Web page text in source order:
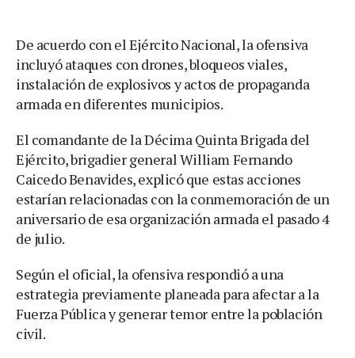
De acuerdo con el Ejército Nacional, la ofensiva
incluyó ataques con drones, bloqueos viales,
instalación de explosivos y actos de propaganda
armada en diferentes municipios.
El comandante de la Décima Quinta Brigada del
Ejército, brigadier general William Fernando
Caicedo Benavides, explicó que estas acciones
estarían relacionadas con la conmemoración de un
aniversario de esa organización armada el pasado 4
de julio.
Según el oficial, la ofensiva respondió a una
estrategia previamente planeada para afectar a la
Fuerza Pública y generar temor entre la población
civil.